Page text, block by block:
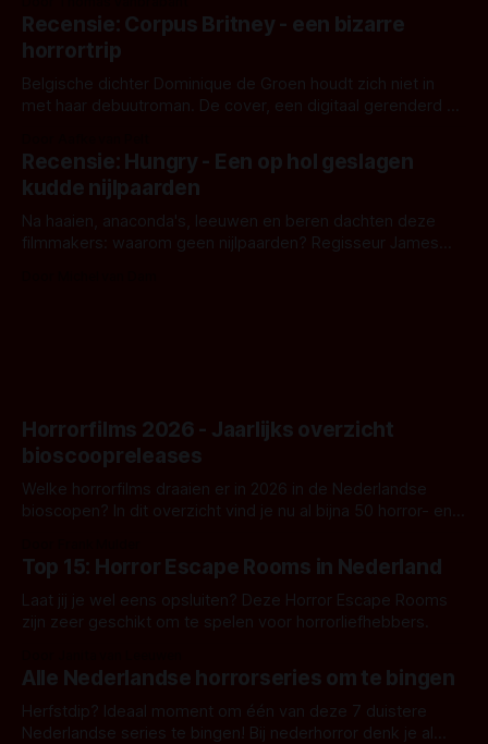
'Skeletons', een nieuwe creature feature waarvoor de
opnames zijn gestart in Australië.
Recensie: Corpus Britney - een bizarre
horrortrip
Belgische dichter Dominique de Groen houdt zich niet in
met haar debuutroman. De cover, een digitaal gerenderd en
achtergrond, belooft iets kleurrijks maar onheilspellends,
iets ongrijpbaars. En dat maakt De Groen met ieder woord
waar.
Recensie: Hungry - Een op hol geslagen
kudde nijlpaarden
Na haaien, anaconda's, leeuwen en beren dachten deze
filmmakers: waarom geen nijlpaarden? Regisseur James
Horrorfilms 2026 - Jaarlijks overzicht
bioscoopreleases
Welke horrorfilms draaien er in 2026 in de Nederlandse
bioscopen? In dit overzicht vind je nu al bijna 50 horror- en
Top 15: Horror Escape Rooms in Nederland
Laat jij je wel eens opsluiten? Deze Horror Escape Rooms
zijn zeer geschikt om te spelen voor horrorliefhebbers.
Alle Nederlandse horrorseries om te bingen
Herfstdip? Ideaal moment om één van deze 7 duistere
Nederlandse series te bingen! Bij nederhorror denk je al